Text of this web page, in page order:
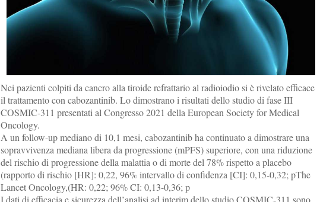
Nei pazienti colpiti da cancro alla tiroide refrattario al radioiodio si è rivelato efficace
il trattamento con cabozantinib. Lo dimostrano i risultati dello studio di fase III
COSMIC-311 presentati al Congresso 2021 della European Society for Medical
Oncology.
A un follow-up mediano di 10,1 mesi, cabozantinib ha continuato a dimostrare una
sopravvivenza mediana libera da progressione (mPFS) superiore, con una riduzione
del rischio di progressione della malattia o di morte del 78% rispetto a placebo
(rapporto di rischio [HR]: 0,22, 96% intervallo di confidenza [CI]: 0,15-0,32; pThe
Lancet Oncology,(HR: 0,22; 96% CI: 0,13-0,36; p
I dati di efficacia e sicurezza dell’analisi ad interim dello studio COSMIC-311 sono